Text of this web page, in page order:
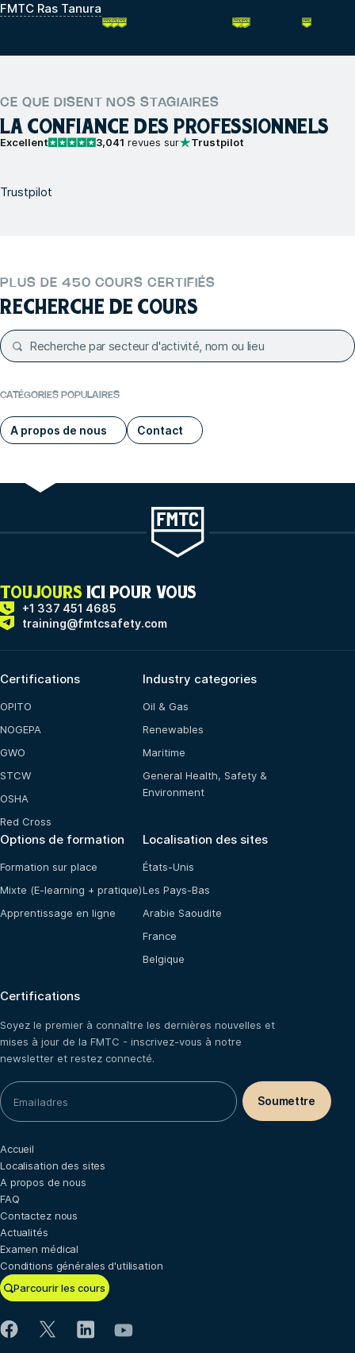
FMTC Ras Tanura
CE QUE DISENT NOS STAGIAIRES
LA CONFIANCE DES PROFESSIONNELS
Excellent 3,041 revues sur Trustpilot
Trustpilot
PLUS DE 450 COURS CERTIFIÉS
RECHERCHE DE COURS
CATÉGORIES POPULAIRES
A propos de nous Contact
TOUJOURS ICI POUR VOUS
+1 337 451 4685
training@fmtcsafety.com
Certifications
OPITO
NOGEPA
GWO
STCW
OSHA
Red Cross
Industry categories
Oil & Gas
Renewables
Maritime
General Health, Safety &
Environment
Options de formation
Formation sur place
Mixte (E-learning + pratique)
Apprentissage en ligne
Localisation des sites
États-Unis
Les Pays-Bas
Arabie Saoudite
France
Belgique
Certifications
Soyez le premier à connaître les dernières nouvelles et
mises à jour de la FMTC - inscrivez-vous à notre
newsletter et restez connecté.
Parcourir les cours
Accueil
Localisation des sites
A propos de nous
FAQ
Contactez nous
Actualités
Examen médical
Conditions générales d'utilisation